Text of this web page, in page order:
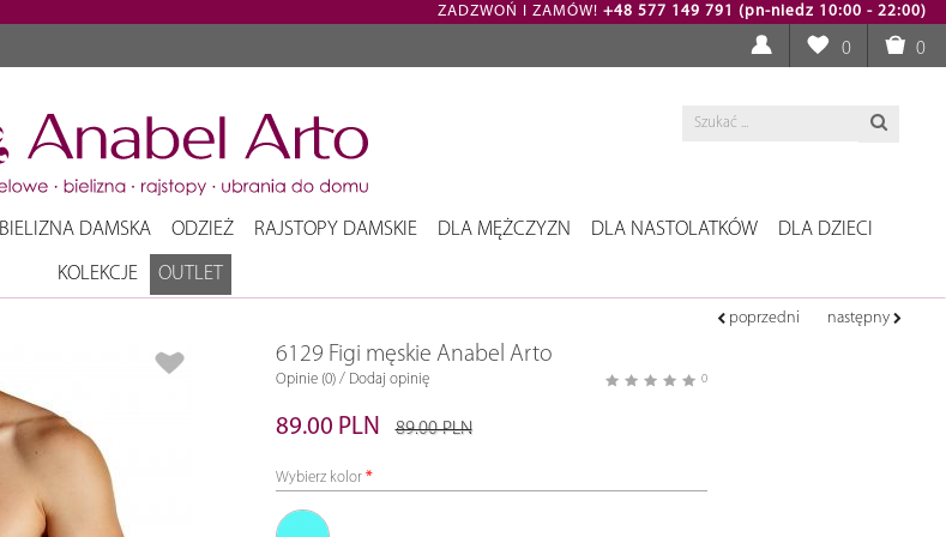
ZADZWOŃ I ZAMÓW! +48 577 149 791 (pn-niedz 10:00 - 22:00)
0 0
BIELIZNA DAMSKA ODZIEŻ RAJSTOPY DAMSKIE DLA MĘŻCZYZN DLA NASTOLATKÓW DLA DZIECI
KOLEKCJE OUTLET
poprzedni następny
6129 Figi męskie Anabel Arto
Opinie (0)/ Dodaj opinię 0
89.00 PLN 89.00 PLN
Wybierz kolor